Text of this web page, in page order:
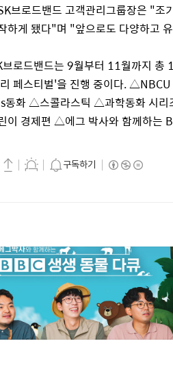
브로드밴드 고객관리그룹장은 "조
하게 됐다"며 "앞으로도 다양하고
브로드밴드는 9월부터 11월까지 총
페스티벌'을 진행 중이다.△NBCU
동화 △스콜라스틱 △과학동화 시리
이 경제편 △에그 박사와 함께하는
구독하기